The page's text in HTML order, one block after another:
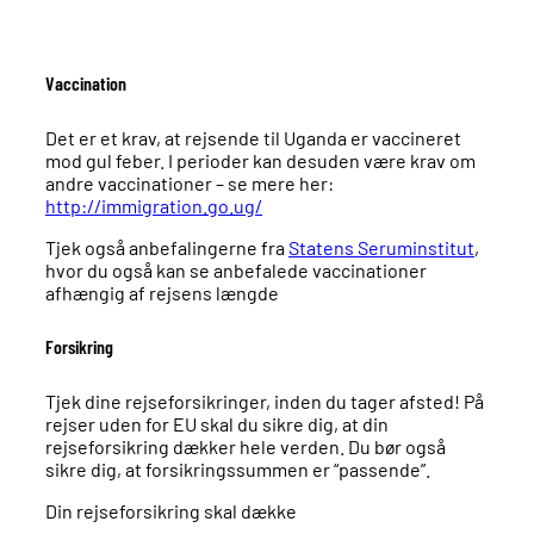
Vaccination
Det er et krav, at rejsende til Uganda er vaccineret
mod gul feber. I perioder kan desuden være krav om
andre vaccinationer – se mere her:
http://immigration.go.ug/
Tjek også anbefalingerne fraStatens Seruminstitut,
hvor du også kan se anbefalede vaccinationer
afhængig af rejsens længde
Forsikring
Tjek dine rejseforsikringer, inden du tager afsted! På
rejser uden for EU skal du sikre dig, at din
rejseforsikring dækker hele verden. Du bør også
sikre dig, at forsikringssummen er “passende”.
Din rejseforsikring skal dække